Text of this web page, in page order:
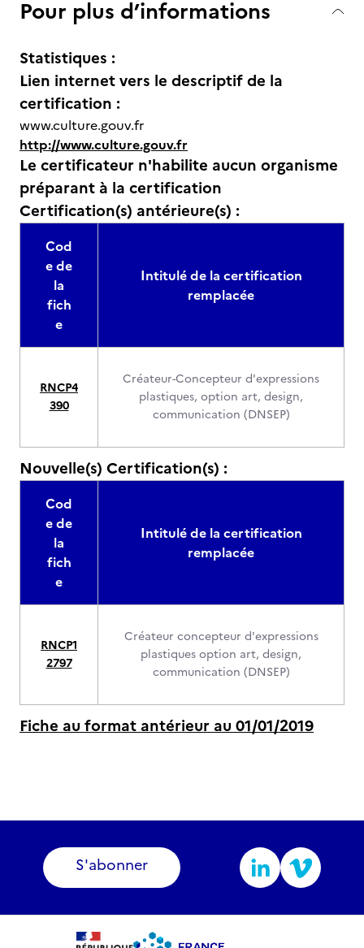
Pour plus d’informations
Statistiques :
Lien internet vers le descriptif de la
certification :
www.culture.gouv.fr
http://www.culture.gouv.fr
Le certificateur n'habilite aucun organisme
préparant à la certification
Certification(s) antérieure(s) :
Cod
e de
la
fich
e
Intitulé de la certification
remplacée
RNCP4
390
Créateur-Concepteur d'expressions
plastiques, option art, design,
communication (DNSEP)
Nouvelle(s) Certification(s) :
Cod
e de
la
fich
e
Intitulé de la certification
remplacée
RNCP1
2797
Créateur concepteur d'expressions
plastiques option art, design,
communication (DNSEP)
Fiche au format antérieur au 01/01/2019
S'abonner